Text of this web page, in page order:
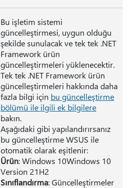
Bu işletim sistemi
güncelleştirmesi, uygun olduğu
şekilde sunulacak ve tek tek .NET
Framework ürün
güncelleştirmeleri yüklenecektir.
Tek tek .NET Framework ürün
güncelleştirmeleri hakkında daha
fazla bilgi için bu güncelleştirme
bölümü ile ilgili ek bilgilere
bakın.
Aşağıdaki gibi yapılandırırsanız
bu güncelleştirme WSUS ile
otomatik olarak eşitlenir:
Ürün: Windows 10Windows 10
Version 21H2
Sınıflandırma: Güncelleştirmeler